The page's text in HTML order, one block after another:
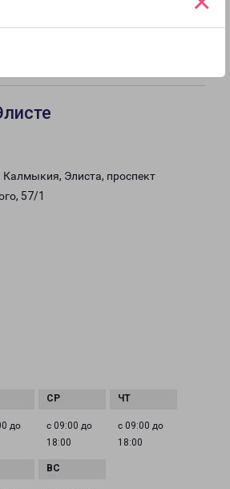
Калмыкия, Элиста, проспект
57/1
до
с 09:00 до
18:00
с 09:00 до
18:00